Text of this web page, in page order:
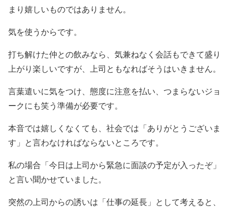
まり嬉しいものではありません。
気を使うからです。
打ち解けた仲との飲みなら、気兼ねなく会話もできて盛り
上がり楽しいですが、上司ともなればそうはいきません。
言葉遣いに気をつけ、態度に注意を払い、つまらないジョ
ークにも笑う準備が必要です。
本音では嬉しくなくても、社会では「ありがとうございま
す」と言わなければならないところです。
私の場合「今日は上司から緊急に面談の予定が入ったぞ」
と言い聞かせていました。
突然の上司からの誘いは「仕事の延長」として考えると、